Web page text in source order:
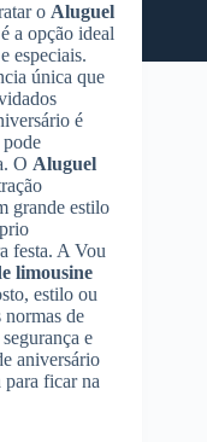
o Aluguel
é a opção ideal
especiais.
única que
é
O Aluguel
grande estilo
festa. A Vou
limousine
estilo ou
normas de
e
aniversário
ficar na